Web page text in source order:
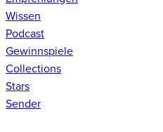
Wissen
Podcast
Gewinnspiele
Collections
Stars
Sender